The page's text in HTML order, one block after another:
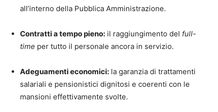
all’interno della Pubblica Amministrazione.
Contratti a tempo pieno: il raggiungimento del full-
time per tutto il personale ancora in servizio.
Adeguamenti economici: la garanzia di trattamenti
salariali e pensionistici dignitosi e coerenti con le
mansioni effettivamente svolte.